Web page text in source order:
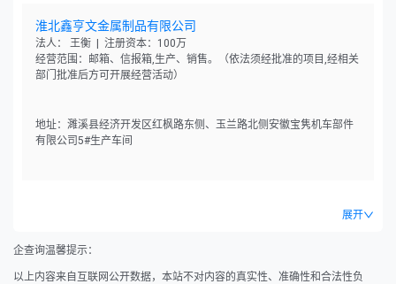
淮北鑫亨文金属制品有限公司
法人： 王衡 | 注册资本：100万
经营范围：邮箱、信报箱,生产、销售。（依法须经批准的项目,经相关
部门批准后方可开展经营活动）
地址：濉溪县经济开发区红枫路东侧、玉兰路北侧安徽宝隽机车部件
有限公司5#生产车间
展开
企查询温馨提示：
以上内容来自互联网公开数据，本站不对内容的真实性、准确性和合法性负